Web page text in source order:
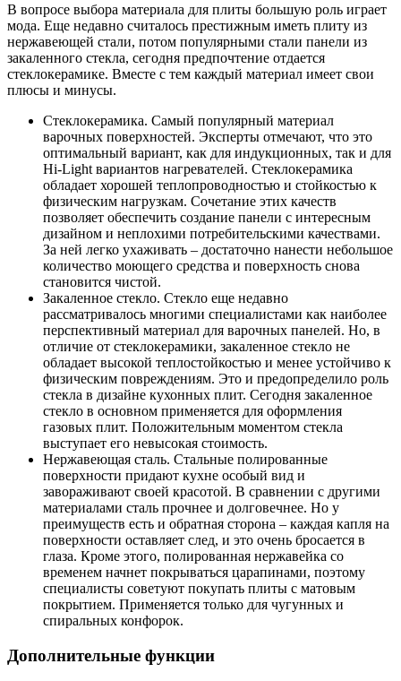
В вопросе выбора материала для плиты большую роль играет
мода. Еще недавно считалось престижным иметь плиту из
нержавеющей стали, потом популярными стали панели из
закаленного стекла, сегодня предпочтение отдается
стеклокерамике. Вместе с тем каждый материал имеет свои
плюсы и минусы.
Стеклокерамика. Самый популярный материал
варочных поверхностей. Эксперты отмечают, что это
оптимальный вариант, как для индукционных, так и для
Hi-Light вариантов нагревателей. Стеклокерамика
обладает хорошей теплопроводностью и стойкостью к
физическим нагрузкам. Сочетание этих качеств
позволяет обеспечить создание панели с интересным
дизайном и неплохими потребительскими качествами.
За ней легко ухаживать – достаточно нанести небольшое
количество моющего средства и поверхность снова
становится чистой.
Закаленное стекло. Стекло еще недавно
рассматривалось многими специалистами как наиболее
перспективный материал для варочных панелей. Но, в
отличие от стеклокерамики, закаленное стекло не
обладает высокой теплостойкостью и менее устойчиво к
физическим повреждениям. Это и предопределило роль
стекла в дизайне кухонных плит. Сегодня закаленное
стекло в основном применяется для оформления
газовых плит. Положительным моментом стекла
выступает его невысокая стоимость.
Нержавеющая сталь. Стальные полированные
поверхности придают кухне особый вид и
завораживают своей красотой. В сравнении с другими
материалами сталь прочнее и долговечнее. Но у
преимуществ есть и обратная сторона – каждая капля на
поверхности оставляет след, и это очень бросается в
глаза. Кроме этого, полированная нержавейка со
временем начнет покрываться царапинами, поэтому
специалисты советуют покупать плиты с матовым
покрытием. Применяется только для чугунных и
спиральных конфорок.
Дополнительные функции